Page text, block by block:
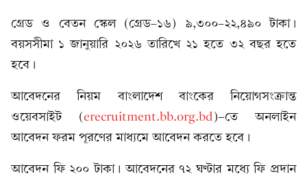
গ্রেড ও বেতন স্কেল (গ্রেড–১৬) ৯,৩০০–২২,৪৯০ টাকা।
বয়সসীমা ১ জানুয়ারি ২০২৬ তারিখে ২১ হতে ৩২ বছর হতে
হবে।
আবেদনের নিয়ম বাংলাদেশ বাংকের নিয়োগসংক্রান্ত
ওয়েবসাইট (erecruitment.bb.org.bd)-তে অনলাইন
আবেদন ফরম পূরণের মাধ্যমে আবেদন করতে হবে।
আবেদন ফি ২০০ টাকা। আবেদনের ৭২ ঘণ্টার মধ্যে ফি প্রদান